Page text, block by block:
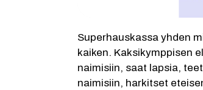
Superhauskassa yhden
kaiken. Kaksikymppisen
naimisiin, saat lapsia,
naimisiin, harkitset